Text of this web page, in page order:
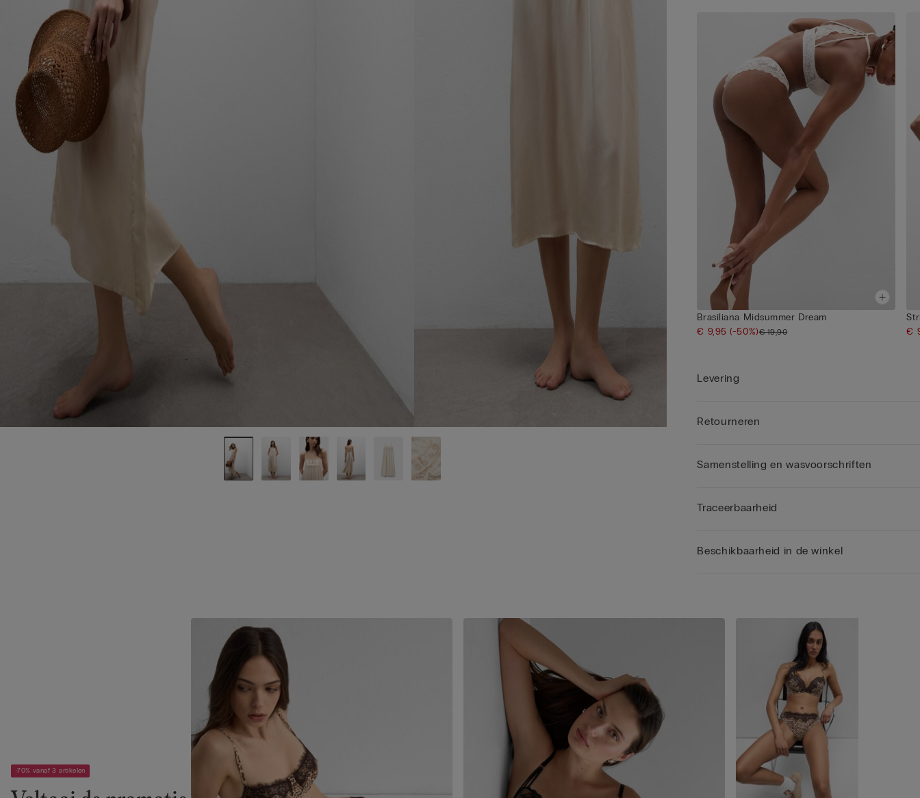
Brasiliana Midsummer Dream
€ 9,95(-50%)€ 19,90
€
Levering
Retourneren
Samenstelling en wasvoorschriften
Traceerbaarheid
Beschikbaarheid in de winkel
-70% vanaf 3 artikelen